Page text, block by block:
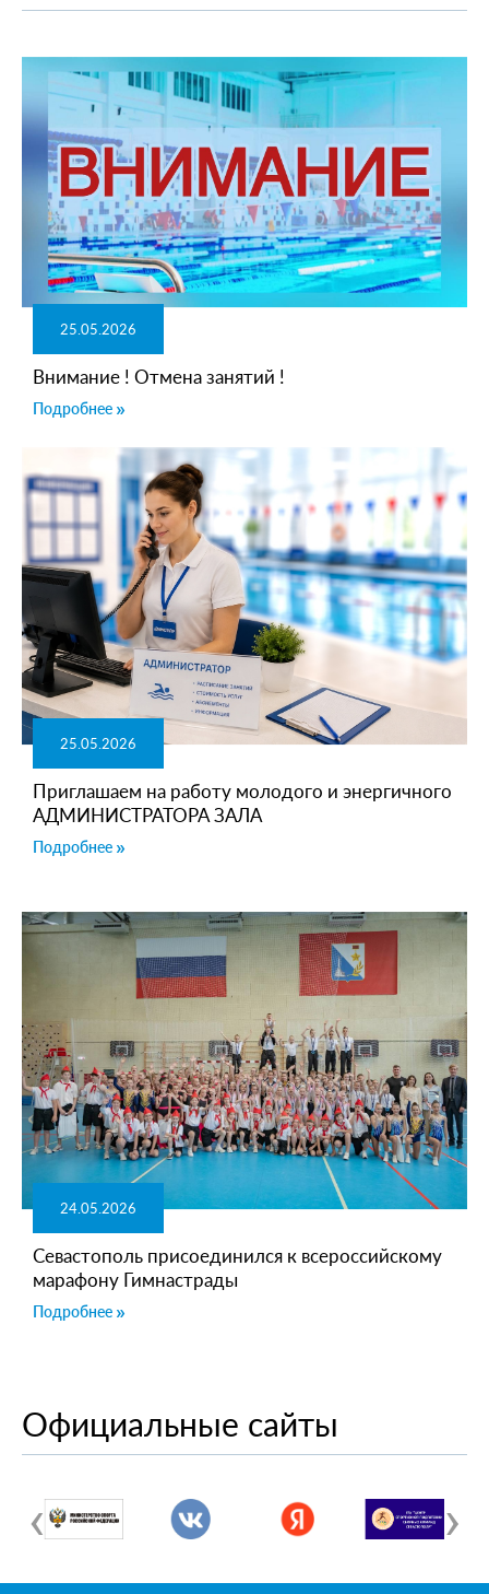
25.05.2026
Внимание ! Отмена занятий !
Подробнее
25.05.2026
Приглашаем на работу молодого и энергичного
АДМИНИСТРАТОРА ЗАЛА
Подробнее
24.05.2026
Севастополь присоединился к всероссийскому
марафону Гимнастрады
Подробнее
Официальные сайты
‹ ›